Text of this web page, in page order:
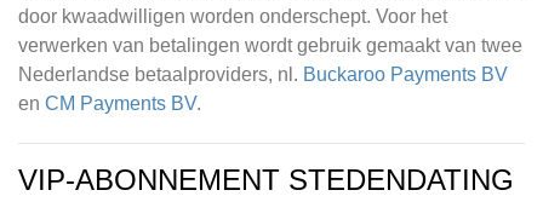
door kwaadwilligen worden onderschept. Voor het
verwerken van betalingen wordt gebruik gemaakt van twee
Nederlandse betaalproviders, nl. Buckaroo Payments BV
en CM Payments BV.
VIP-ABONNEMENT STEDENDATING